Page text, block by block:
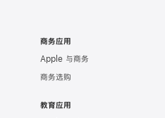
商务应用
Apple 与商务
商务选购
教育应用